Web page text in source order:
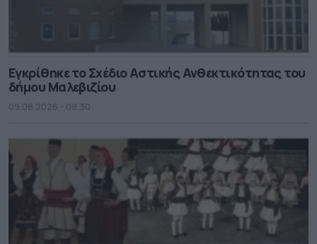
Εγκρίθηκε το Σχέδιο Αστικής Ανθεκτικότητας του
δήμου Μαλεβιζίου
09.08.2026 - 08.30